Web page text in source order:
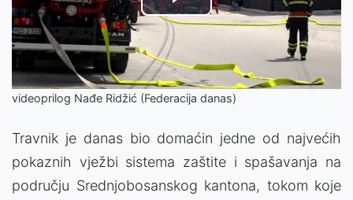
Play
videoprilog Nađe Ridžić (Federacija danas)
Travnik je danas bio domaćin jedne od najvećih
pokaznih vježbi sistema zaštite i spašavanja na
području Srednjobosanskog kantona, tokom koje